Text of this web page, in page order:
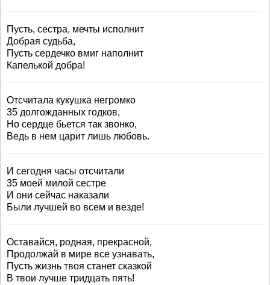
Пусть, сестра, мечты исполнит
Добрая судьба,
Пусть сердечко вмиг наполнит
Капелькой добра!
Отсчитала кукушка негромко
35 долгожданных годков,
Но сердце бьется так звонко,
Ведь в нем царит лишь любовь.
И сегодня часы отсчитали
35 моей милой сестре
И они сейчас наказали
Были лучшей во всем и везде!
Оставайся, родная, прекрасной,
Продолжай в мире все узнавать,
Пусть жизнь твоя станет сказкой
В твои лучше тридцать пять!